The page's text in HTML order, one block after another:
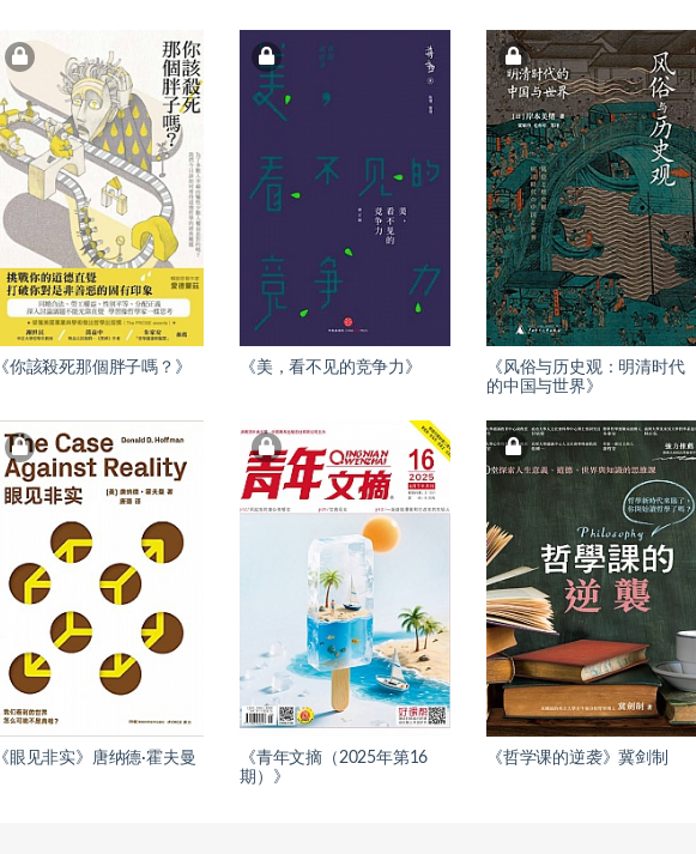
《你該殺死那個胖子嗎？》 《美，看不见的竞争力》
《风俗与历史观：明清时代
的中国与世界》
《眼见非实》唐纳德·霍夫曼
《青年文摘（2025年第16
期）》
《哲学课的逆袭》冀剑制